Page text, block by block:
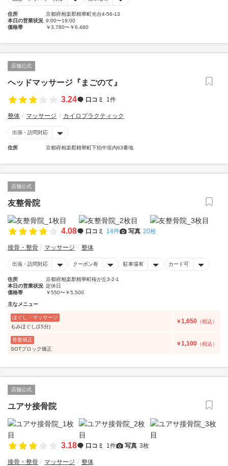
住所
京都府相楽郡精華町光台4-56-13
本日の営業状況 9:00〜19:00
価格帯
￥3,780〜￥6,480
店舗公式
ヘッドマッサージ『まごのて』
3.24
口コミ 1件
整体 マッサージ カイロプラクティック
出張・訪問対応
住所 京都府相楽郡精華町下狛中垣内63番地
店舗公式
友整骨院
4.08 口コミ 14件 写真 20枚
接骨・整骨 マッサージ 整体
出張・訪問対応 クーポン有 駐車場有 カード可
住所
京都府相楽郡精華町桜が丘3-2-1
本日の営業状況 定休日
価格帯
￥550〜￥5,500
主なメニュー
ほぐし・マッサージ
もみほぐし(15分)
￥1,650 （税込）
骨盤矯正
SOTブロック矯正
￥1,100 （税込）
店舗公式
ユアサ接骨院
3.18 口コミ 1件 写真 3枚
接骨・整骨 マッサージ 整体